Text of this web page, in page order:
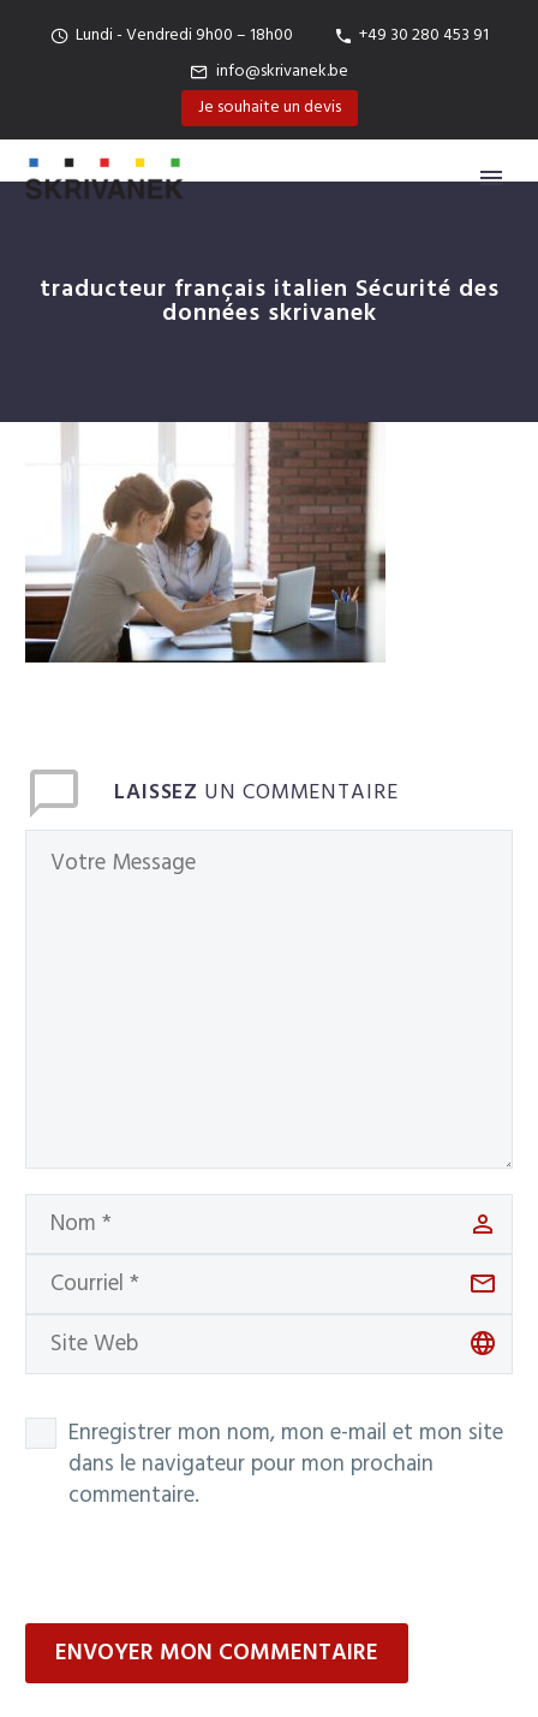
Lundi - Vendredi 9h00 – 18h00
+49 30 280 453 91
info@skrivanek.be
Je souhaite un devis
Français
traducteur français italien Sécurité des
données skrivanek
LAISSEZ UN COMMENTAIRE
Enregistrer mon nom, mon e-mail et mon site
dans le navigateur pour mon prochain
commentaire.
ENVOYER MON COMMENTAIRE